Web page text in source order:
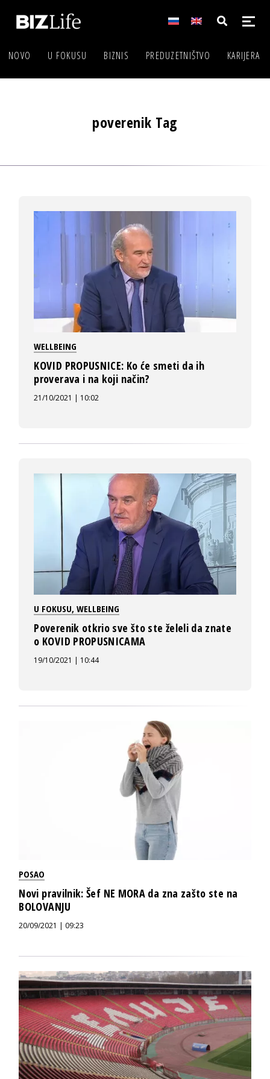
NOVO U FOKUSU BIZNIS PREDUZETNIŠTVO KARIJERA
poverenik Tag
WELLBEING
KOVID PROPUSNICE: Ko će smeti da ih
proverava i na koji način?
21/10/2021 | 10:02
U FOKUSU,WELLBEING
Poverenik otkrio sve što ste želeli da znate
o KOVID PROPUSNICAMA
19/10/2021 | 10:44
POSAO
Novi pravilnik: Šef NE MORA da zna zašto ste na
BOLOVANJU
20/09/2021 | 09:23